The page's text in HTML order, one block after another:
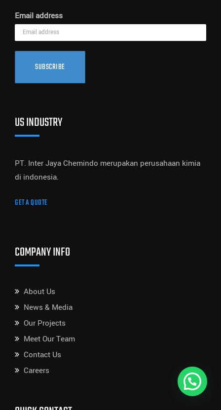
Email address
SUBSCRIBE
US INDUSTRY
PT. Inter Jaya Chemindo merupakan perusahaan kimia
di indonesia.
GET A QUOTE
COMPANY INFO
About Us
News & Media
Our Projects
Meet Our Team
Contact Us
Careers